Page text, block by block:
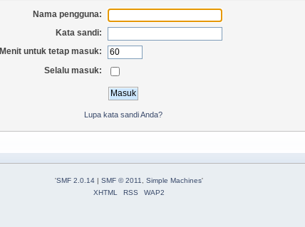
Nama pengguna:
Kata sandi:
Menit untuk tetap masuk:
Selalu masuk:
Lupa kata sandi Anda?
'SMF 2.0.14| SMF © 2011 Simple Machines'
XHTML
RSS WAP2